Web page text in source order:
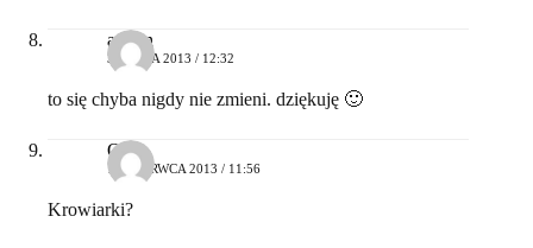
admin
30 MAJA 2013 / 12:32
to się chyba nigdy nie zmieni. dziękuję 🙂
Qba
19 CZERWCA 2013 / 11:56
Krowiarki?